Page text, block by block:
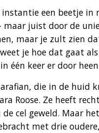
instantie een beetje in
juist door de
maar je zult zien
je hoe dat gaat
één keer er door
die in de huid
Roose. Ze heeft
cel geweld. Maar
met drie